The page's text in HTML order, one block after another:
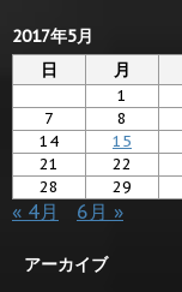
2017年5月
日
月
1
7
8
14
15
21
22
28
29
« 4月 6月 »
アーカイブ